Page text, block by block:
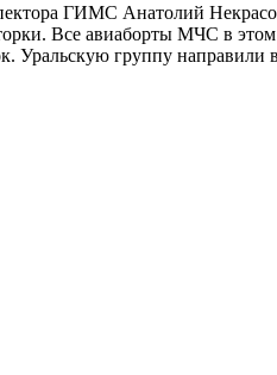
ГИМС Анатолий
Все авиаборты МЧС в
Уральскую группу